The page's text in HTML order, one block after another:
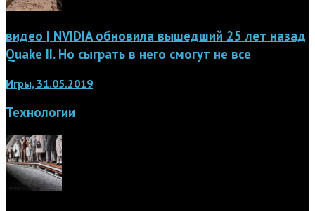
видео | NVIDIA обновила вышедший 25 лет назад
Quake II. Но сыграть в него смогут не все
Игры, 31.05.2019
Технологии